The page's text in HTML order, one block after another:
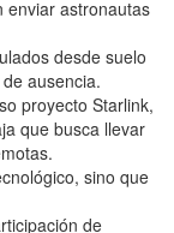
enviar astronautas
desde suelo
ausencia.
proyecto Starlink,
que busca llevar
sino que
de